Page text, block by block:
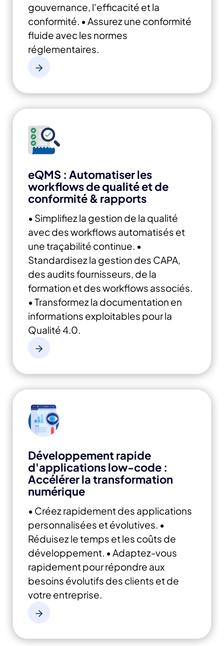
gouvernance, l'efficacité et la
conformité. • Assurez une conformité
fluide avec les normes
réglementaires.
eQMS : Automatiser les
workflows de qualité et de
conformité & rapports
• Simplifiez la gestion de la qualité
avec des workflows automatisés et
une traçabilité continue. •
Standardisez la gestion des CAPA,
des audits fournisseurs, de la
formation et des workflows associés.
• Transformez la documentation en
informations exploitables pour la
Qualité 4.0.
Développement rapide
d'applications low-code :
Accélérer la transformation
numérique
• Créez rapidement des applications
personnalisées et évolutives. •
Réduisez le temps et les coûts de
développement. • Adaptez-vous
rapidement pour répondre aux
besoins évolutifs des clients et de
votre entreprise.